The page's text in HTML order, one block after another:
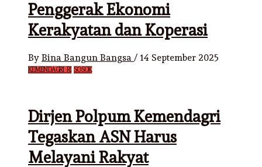
Penggerak Ekonomi
Kerakyatan dan Koperasi
By Bina Bangun Bangsa / 14 September 2025
KEMENDAGRI RI SOSOK
Dirjen Polpum Kemendagri
Tegaskan ASN Harus
Melayani Rakyat